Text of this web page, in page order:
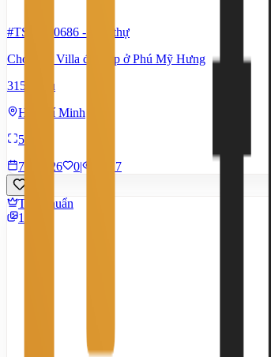
#TS52270686 -
Biệt thự
Cho thuê Villa đơn lập ở Phú Mỹ Hưng
315 Triệu
Hồ Chí Minh
580 m²
7/7/2026
0| 1.517
Tiêu chuẩn
12